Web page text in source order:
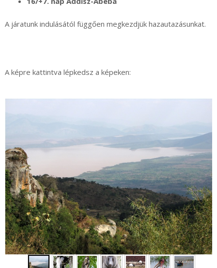
A járatunk indulásától függően megkezdjük hazautazásunkat.
A képre kattintva lépkedsz a képeken: